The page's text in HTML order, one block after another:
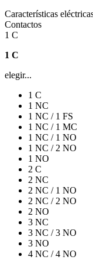
Características
Contactos
1 C
1 C
elegir...
1 C
1 NC
1 NC / 1 FS
1 NC / 1 MC
1 NC / 1 NO
1 NC / 2 NO
1 NO
2 C
2 NC
2 NC / 1 NO
2 NC / 2 NO
2 NO
3 NC
3 NC / 3 NO
3 NO
4 NC / 4 NO